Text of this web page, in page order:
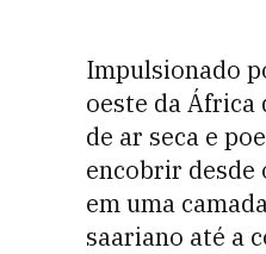
Impulsionado
oeste da África
de ar seca e
encobrir desde
em uma
saariano até a